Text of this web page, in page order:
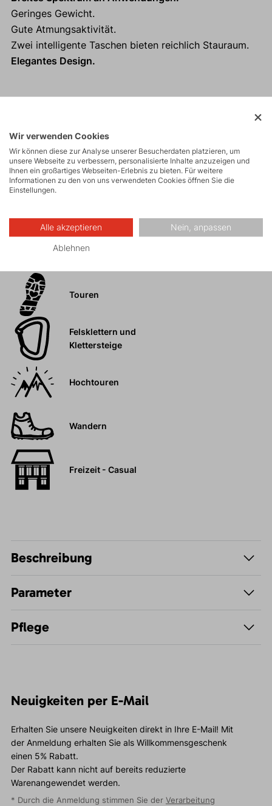
Geringes Gewicht.
Gute Atmungsaktivität.
Zwei intelligente Taschen bieten reichlich Stauraum.
Elegantes Design.
Bergexpeditionen
Skitouren
Touren
Felsklettern und
Klettersteige
Hochtouren
Wandern
Freizeit - Casual
Beschreibung
Parameter
Pflege
Neuigkeiten per E-Mail
Erhalten Sie unsere Neuigkeiten direkt in Ihre E-Mail! Mit
der Anmeldung erhalten Sie als Willkommensgeschenk
einen 5% Rabatt.
Der Rabatt kann nicht auf bereits reduzierte
Warenangewendet werden.
* Durch die Anmeldung stimmen Sie der Verarbeitung
Wir verwenden Cookies
Wir können diese zur Analyse unserer Besucherdaten platzieren, um
unsere Webseite zu verbessern, personalisierte Inhalte anzuzeigen und
Ihnen ein großartiges Webseiten-Erlebnis zu bieten. Für weitere
Informationen zu den von uns verwendeten Cookies öffnen Sie die
Einstellungen.
Alle akzeptieren Nein, anpassen
Ablehnen